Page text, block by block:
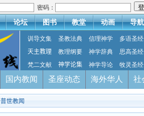
密码：
论坛 图书 教堂 动画 导航
训导文集 圣教法典 信理神学
多语圣经
天主教理
教理纲要 神学辞典
思高圣经
梵二文献
神学论集 神学导论 牧灵圣经
国内教闻 圣座动态 海外华人 社
普世教闻